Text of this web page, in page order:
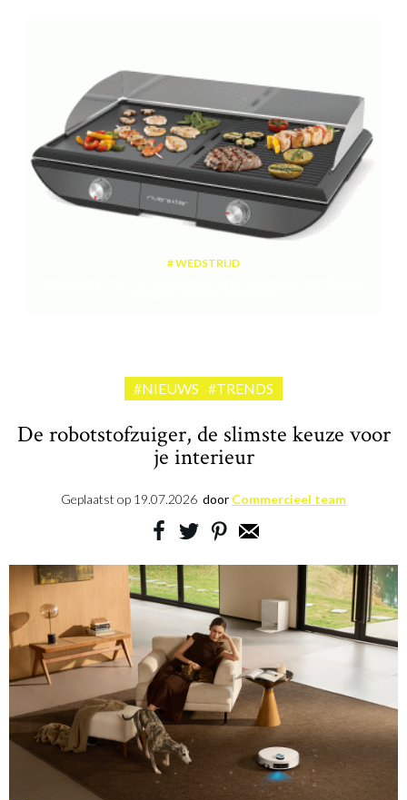
WEDSTRIJD
#NIEUWS #TRENDS
De robotstofzuiger, de slimste keuze voor
je interieur
Geplaatst op 19.07.2026 door Commercieel team